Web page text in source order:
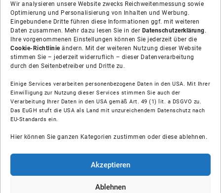
Wir analysieren unsere Website zwecks Reichweitenmessung sowie
Optimierung und Personalisierung von Inhalten und Werbung.
Eingebundene Dritte führen diese Informationen ggf. mit weiteren
Daten zusammen. Mehr dazu lesen Sie in der Datenschutzerklärung.
Ihre vorgenommenen Einstellungen können Sie jederzeit über die
Cookie-Richtlinieändern. Mit der weiteren Nutzung dieser Website
stimmen Sie – jederzeit widerruflich – dieser Datenverarbeitung
durch den Seitenbetreiber und Dritte zu.
Einige Services verarbeiten personenbezogene Daten in den USA. Mit Ihrer
Einwilligung zur Nutzung dieser Services stimmen Sie auch der
Verarbeitung Ihrer Daten in den USA gemäß Art. 49 (1) lit. a DSGVO zu.
Das EuGH stuft die USA als Land mit unzureichendem Datenschutz nach
EU-Standards ein.
Hier können Sie ganzen Kategorien zustimmen oder diese ablehnen.
Akzeptieren
Ablehnen
Über uns
Soziale Medien